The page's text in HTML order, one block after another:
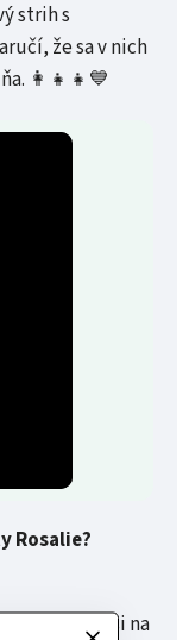
strih s
že sa v nich
👩‍👧‍👧💙
Rosalie?
Zakladáme si na